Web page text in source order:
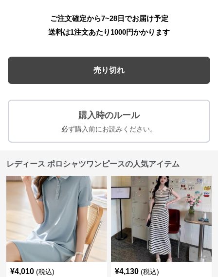
ご注文確定から7~28日でお届け予定
送料は1注文あたり 1000円かかります
売り切れ
購入時のルール
必ず購入前にお読みください。
レディース ポロシャツワンピースの人気アイテム
¥4,010 (税込) ¥4,130 (税込)